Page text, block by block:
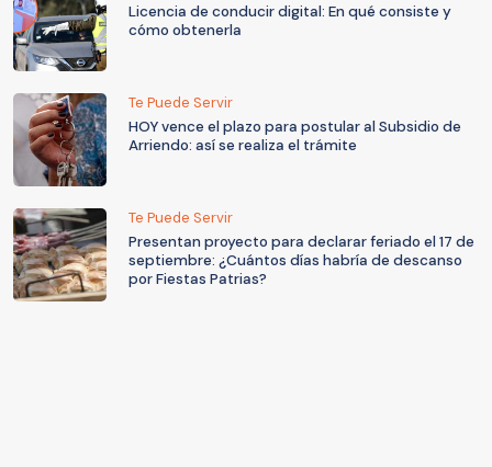
Licencia de conducir digital: En qué consiste y
cómo obtenerla
Te Puede Servir
HOY vence el plazo para postular al Subsidio de
Arriendo: así se realiza el trámite
Te Puede Servir
Presentan proyecto para declarar feriado el 17 de
septiembre: ¿Cuántos días habría de descanso
por Fiestas Patrias?